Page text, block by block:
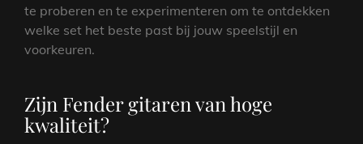
te proberen en te experimenteren om te ontdekken
welke set het beste past bij jouw speelstijl en
voorkeuren.
Zijn Fender gitaren van hoge
kwaliteit?